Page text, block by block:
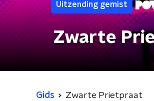
Uitzending gemist
Zwarte
Gids Zwarte Prietpraat